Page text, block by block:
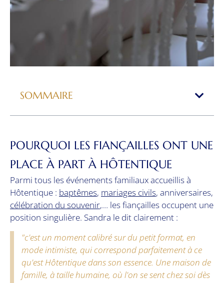
SOMMAIRE
POURQUOI LES FIANÇAILLES ONT UNE
PLACE À PART À HÔTENTIQUE
Parmi tous les événements familiauxaccueillis à
Hôtentique : baptêmes, mariages civils, anniversaires,
célébration du souvenir,… les fiançailles occupent une
position singulière. Sandra le dit clairement :
"c'est un moment calibré sur du petit format, en
mode intimiste, qui correspond parfaitement à ce
qu'est Hôtentique dans son essence. Une maison de
famille, à taille humaine, où l'on se sent chez soi dès